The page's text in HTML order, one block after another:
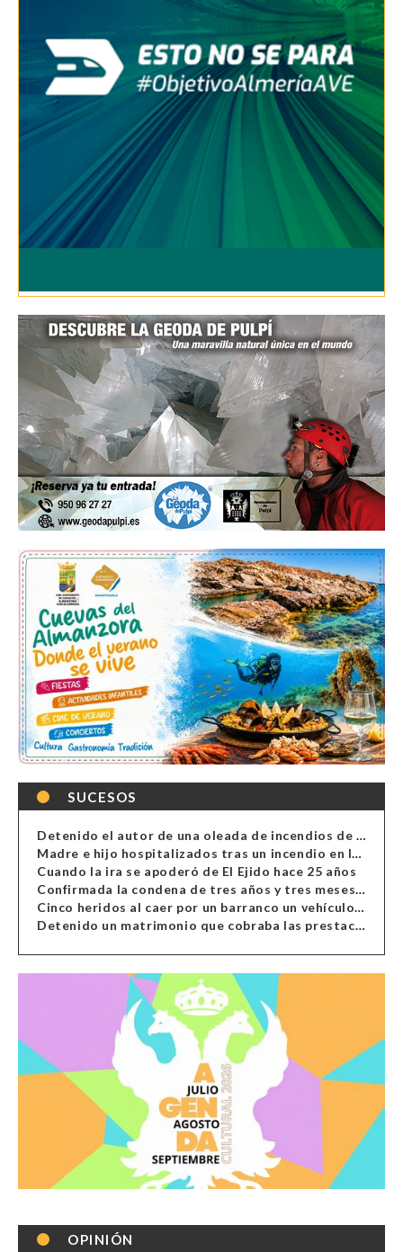
SUCESOS
Detenido el autor de una oleada de incendios de contenedores en Almería
Madre e hijo hospitalizados tras un incendio en la cocina de una vivienda en Almería
Cuando la ira se apoderó de El Ejido hace 25 años
Confirmada la condena de tres años y tres meses al hombre de Antas acusado de xenofobia
Cinco heridos al caer por un barranco un vehículo en Alcolea
Detenido un matrimonio que cobraba las prestaciones de ilegales en Almería, Granada, Málaga, Huelva y Murcia
OPINIÓN